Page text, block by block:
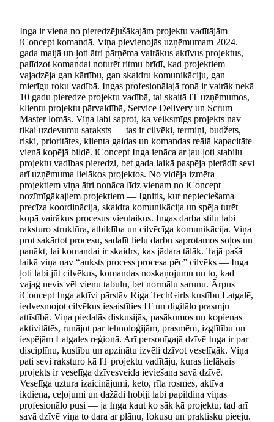
Inga ir viena no pieredzējušākajām projektu vadītājām
iConcept komandā. Viņa pievienojās uzņēmumam 2024.
gada maijā un ļoti ātri pārņēma vairākus aktīvus projektus,
palīdzot komandai noturēt ritmu brīdī, kad projektiem
vajadzēja gan kārtību, gan skaidru komunikāciju, gan
mierīgu roku vadībā. Ingas profesionālajā fonā ir vairāk nekā
10 gadu pieredze projektu vadībā, tai skaitā IT uzņēmumos,
klientu projektu pārvaldībā, Service Delivery un Scrum
Master lomās. Viņa labi saprot, ka veiksmīgs projekts nav
tikai uzdevumu saraksts — tas ir cilvēki, termiņi, budžets,
riski, prioritātes, klienta gaidas un komandas reālā kapacitāte
vienā kopējā bildē. iConcept Inga ienāca ar jau ļoti stabilu
projektu vadības pieredzi, bet gada laikā paspēja pierādīt sevi
arī uzņēmuma lielākos projektos. No vidēja izmēra
projektiem viņa ātri nonāca līdz vienam no iConcept
nozīmīgākajiem projektiem — Ignitis, kur nepieciešama
precīza koordinācija, skaidra komunikācija un spēja turēt
kopā vairākus procesus vienlaikus. Ingas darba stilu labi
raksturo struktūra, atbildība un cilvēcīga komunikācija. Viņa
prot sakārtot procesu, sadalīt lielu darbu saprotamos soļos un
panākt, lai komandai ir skaidrs, kas jādara tālāk. Tajā pašā
laikā viņa nav “auksts process procesa pēc” cilvēks — Inga
ļoti labi jūt cilvēkus, komandas noskaņojumu un to, kad
vajag nevis vēl vienu tabulu, bet normālu sarunu. Ārpus
iConcept Inga aktīvi pārstāv Riga TechGirls kustību Latgalē,
iedvesmojot cilvēkus iesaistīties IT un digitālo prasmju
attīstībā. Viņa piedalās diskusijās, pasākumos un kopienas
aktivitātēs, runājot par tehnoloģijām, prasmēm, izglītību un
iespējām Latgales reģionā. Arī personīgajā dzīvē Inga ir par
disciplīnu, kustību un apzinātu izvēli dzīvot veselīgāk. Viņa
pati sevi raksturo kā IT projektu vadītāju, kuras lielākais
projekts ir veselīga dzīvesveida ieviešana savā dzīvē.
Veselīga uztura izaicinājumi, keto, rīta rosmes, aktīva
ikdiena, ceļojumi un dažādi hobiji labi papildina viņas
profesionālo pusi — ja Inga kaut ko sāk kā projektu, tad arī
savā dzīvē viņa to dara ar plānu, fokusu un praktisku pieeju.